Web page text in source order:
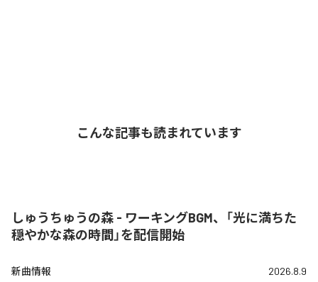
こんな記事も読まれています
しゅうちゅうの森 - ワーキングBGM、「光に満ちた
穏やかな森の時間」を配信開始
新曲情報 2026.8.9